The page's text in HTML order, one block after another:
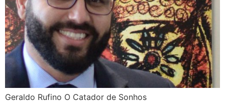
Geraldo Rufino O Catador de Sonhos